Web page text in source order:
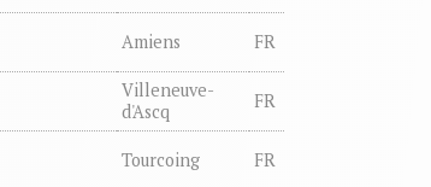
Amiens FR
Villeneuve-
d'Ascq
FR
Tourcoing FR